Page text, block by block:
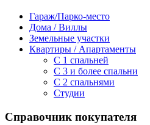
Гараж/Парко-место
Дома / Виллы
Земельные участки
Квартиры / Апартаменты
C 1 спальней
C 3 и более спальни
С 2 спальнями
Студии
Справочник покупателя